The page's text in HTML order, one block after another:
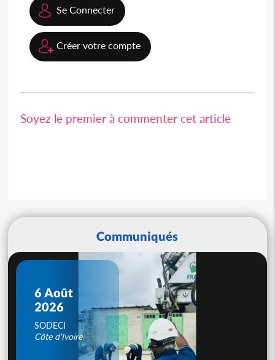
Se Connecter
Créer votre compte
Soyez le premier à commenter cet article
Communiqués
6 Août
2026
SODECI
Côte d'Ivoire